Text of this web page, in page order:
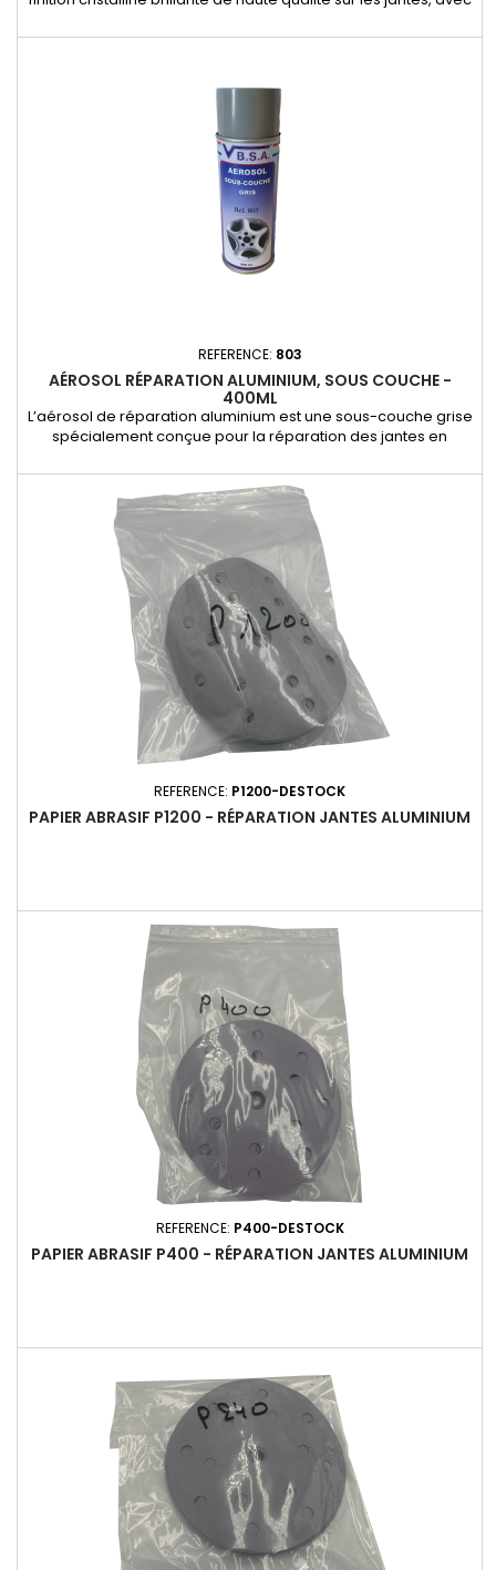
exceptionnelle. - Véritable laque isocyanate 2K pour une
REFERENCE: 803
AÉROSOL RÉPARATION ALUMINIUM, SOUS COUCHE -
400ML
L’aérosol de réparation aluminium est une sous-couche grise
spécialement conçue pour la réparation des jantes en
aluminium pour une base uniforme.- Facile à appliquer grâce
à son format en aérosol de 400 ml.- Optimise l’accroche du
vernis et de la peinture pour une finition durable et
professionnelle.
REFERENCE: P1200-DESTOCK
PAPIER ABRASIF P1200 - RÉPARATION JANTES ALUMINIUM
REFERENCE: P400-DESTOCK
PAPIER ABRASIF P400 - RÉPARATION JANTES ALUMINIUM